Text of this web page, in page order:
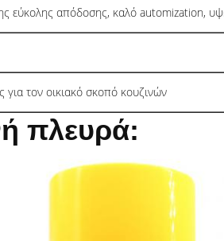
εύκολης απόδοσης, καλό automization,
για τον οικιακό σκοπό κουζινών
πλευρά: